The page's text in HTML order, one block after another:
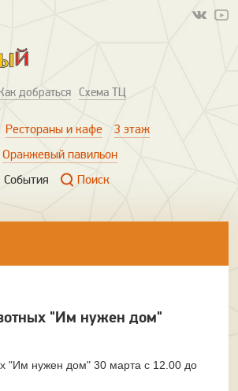
добраться Схема ТЦ
Рестораны и кафе
3 этаж
Оранжевый павильон
События Поиск
"Им нужен дом"
"Им нужен дом" 30 марта с 12.00 до